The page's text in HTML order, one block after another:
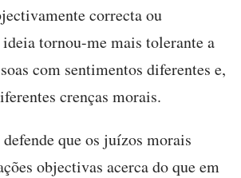
correcta ou
tornou-me mais tolerante a
com sentimentos diferentes e,
crenças morais.
que os juízos morais
objectivas acerca do que em